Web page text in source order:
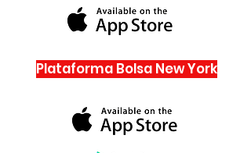
Plataforma Bolsa New York